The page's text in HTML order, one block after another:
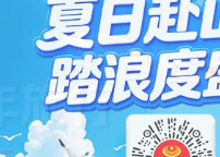
（2026.07.21-2026.09.08）
2026.09.08）
规定的通知
知
调整的温馨提示